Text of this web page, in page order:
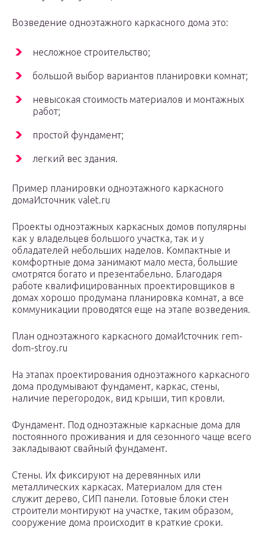
Возведение одноэтажного каркасного дома это:
несложное строительство;
большой выбор вариантов планировки комнат;
невысокая стоимость материалов и монтажных
работ;
простой фундамент;
легкий вес здания.
Пример планировки одноэтажного каркасного
домаИсточник valet.ru
Проекты одноэтажных каркасных домов популярны
как у владельцев большого участка, так и у
обладателей небольших наделов. Компактные и
комфортные дома занимают мало места, большие
смотрятся богато и презентабельно. Благодаря
работе квалифицированных проектировщиков в
домах хорошо продумана планировка комнат, а все
коммуникации проводятся еще на этапе возведения.
План одноэтажного каркасного домаИсточник rem-
dom-stroy.ru
На этапах проектирования одноэтажного каркасного
дома продумывают фундамент, каркас, стены,
наличие перегородок, вид крыши, тип кровли.
Фундамент. Под одноэтажные каркасные дома для
постоянного проживания и для сезонного чаще всего
закладывают свайный фундамент.
Стены. Их фиксируют на деревянных или
металлических каркасах. Материалом для стен
служит дерево, СИП панели. Готовые блоки стен
строители монтируют на участке, таким образом,
сооружение дома происходит в краткие сроки.